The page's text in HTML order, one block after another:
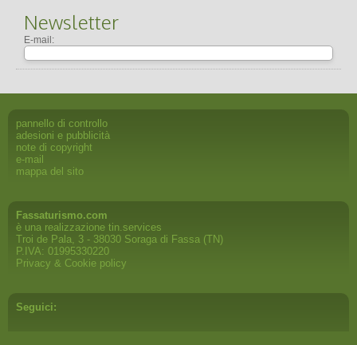
Newsletter
E-mail:
pannello di controllo
adesioni e pubblicità
note di copyright
e-mail
mappa del sito
Fassaturismo.com
è una realizzazione tin.services
Troi de Pala, 3 - 38030 Soraga di Fassa (TN)
P.IVA: 01995330220
Privacy & Cookie policy
Seguici: